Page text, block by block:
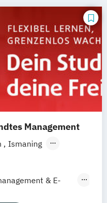
Management
Ismaning
& E-